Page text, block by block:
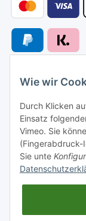
Versandarten
Versand nach
Wie wir
Durch Klicken
Einsatz
Vimeo. Sie
(Fingerabdruck-
Sie unte